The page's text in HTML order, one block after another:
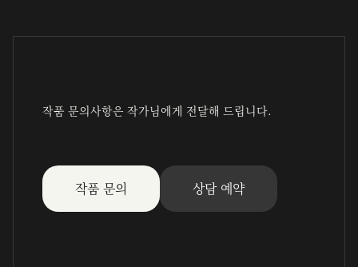
작품 문의사항은 작가님에게 전달해 드립니다.
작품 문의 상담 예약